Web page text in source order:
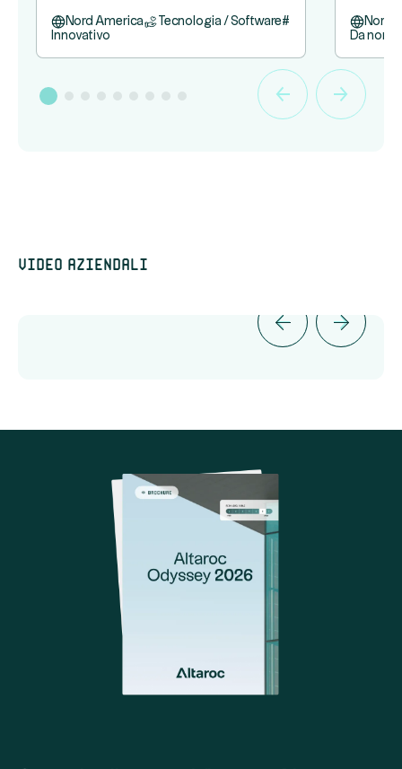
Nord America Tecnologia / Software#
Innovativo
Nord
Da non
Video aziendali